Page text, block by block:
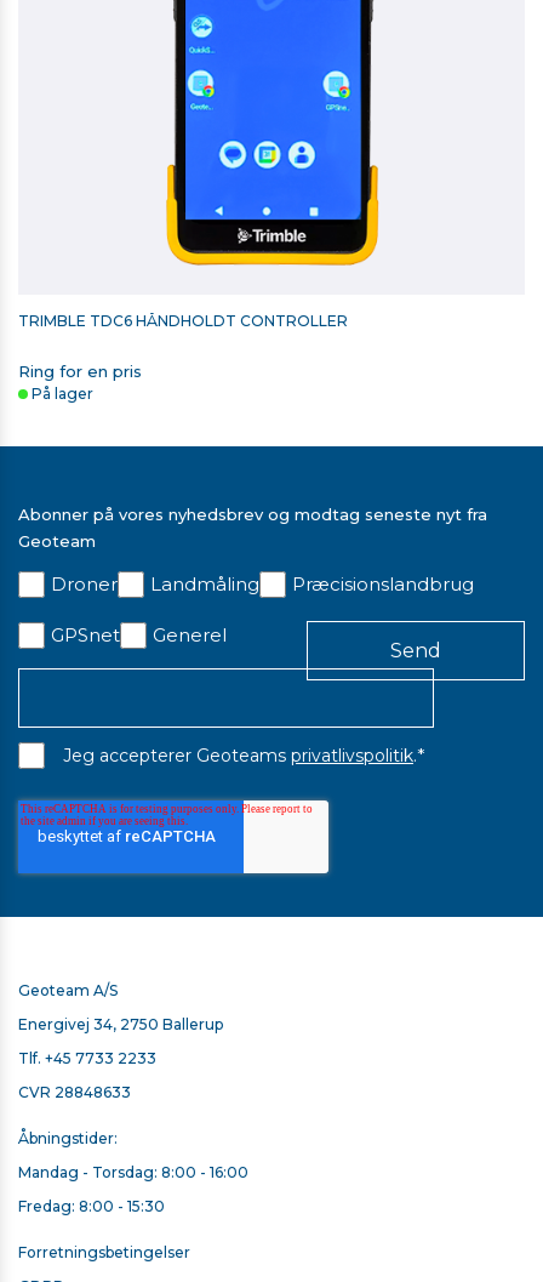
11,00 kr. ekskl. moms
RETROMÆRKE 60MM X 60MM
16,00 kr. ekskl. moms
0 kr. ekskl. moms
TRIMBLE TDC6 HÅNDHOLDT CONTROLLER
Ring for en pris
På lager
Abonner på vores nyhedsbrev og modtag seneste nyt fra
Geoteam
Droner Landmåling Præcisionslandbrug
GPSnet Generel
Jeg accepterer Geoteams privatlivspolitik.*
Geoteam A/S
Energivej 34, 2750 Ballerup
Tlf. +45 7733 2233
CVR 28848633
Åbningstider:
Mandag - Torsdag: 8:00 - 16:00
Fredag: 8:00 - 15:30
Forretningsbetingelser